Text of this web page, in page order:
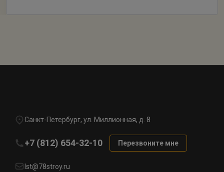
Санкт-Петербург, ул. Миллионная, д. 8
+7 (812) 654-32-10 Перезвоните мне
lst@78stroy.ru